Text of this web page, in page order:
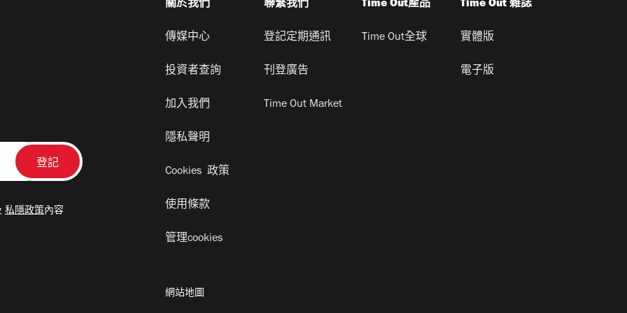
私隱政策內容
關於我們
傳媒中心
投資者查詢
加入我們
隱私聲明
Cookies 政策
使用條款
管理cookies
聯繫我們
登記定期通訊
刊登廣告
Time Out Market
Time Out產品
Time Out全球
Time Out 雜誌
實體版
電子版
網站地圖